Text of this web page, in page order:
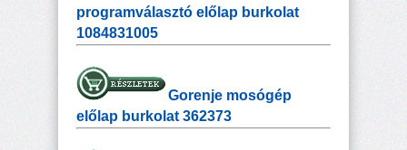
programválasztó előlap burkolat
1084831005
Gorenje mosógép
előlap burkolat 362373